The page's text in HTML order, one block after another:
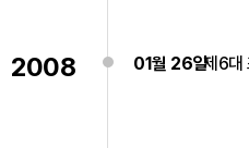
2008 01월 26일제6대